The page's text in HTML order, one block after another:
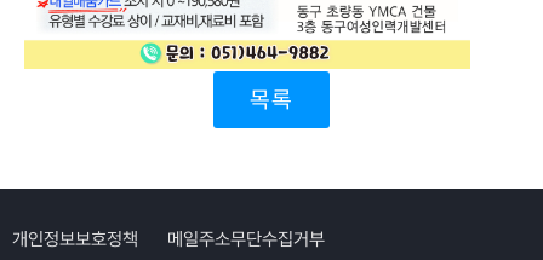
목록
개인정보보호정책 메일주소무단수집거부